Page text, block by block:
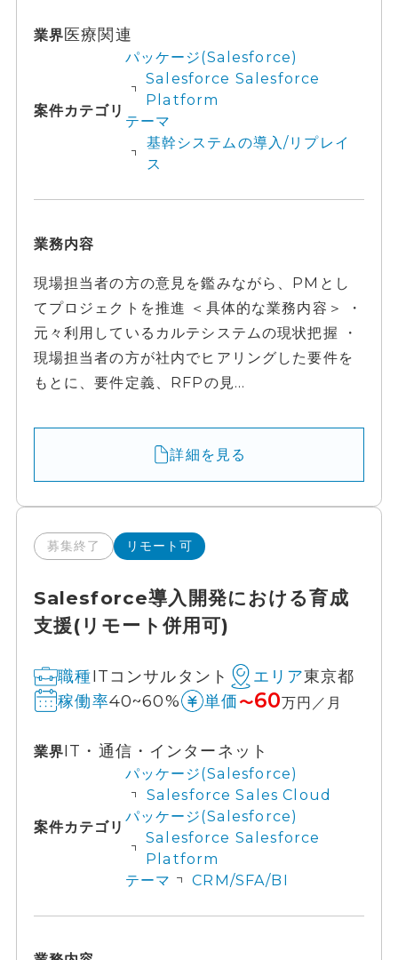
業界医療関連
案件カテゴリ
パッケージ(Salesforce)
Salesforce Salesforce
Platform
テーマ
基幹システムの導入/リプレイ
ス
業務内容
現場担当者の方の意見を鑑みながら、PMとし
てプロジェクトを推進 ＜具体的な業務内容＞ ・
元々利用しているカルテシステムの現状把握 ・
現場担当者の方が社内でヒアリングした要件を
もとに、要件定義、RFPの見...
詳細を見る
募集終了 リモート可
Salesforce導入開発における育成
支援(リモート併用可)
職種ITコンサルタント エリア東京都
稼働率40~60% 単価 〜60万円／月
業界IT・通信・インターネット
案件カテゴリ
パッケージ(Salesforce)
Salesforce Sales Cloud
パッケージ(Salesforce)
Salesforce Salesforce
Platform
テーマ
CRM/SFA/BI